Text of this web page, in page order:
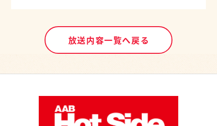
放送内容一覧へ戻る